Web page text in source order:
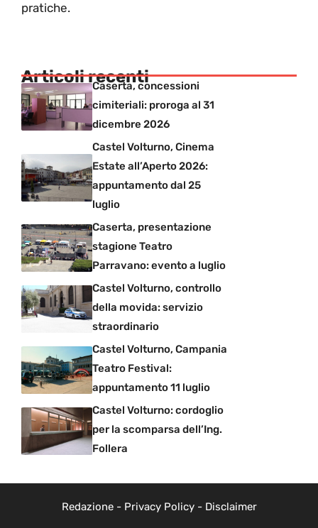
pratiche.
Articoli recenti
Caserta, concessioni
cimiteriali: proroga al 31
dicembre 2026
Castel Volturno, Cinema
Estate all’Aperto 2026:
appuntamento dal 25
luglio
Caserta, presentazione
stagione Teatro
Parravano: evento a luglio
Castel Volturno, controllo
della movida: servizio
straordinario
Castel Volturno, Campania
Teatro Festival:
appuntamento 11 luglio
Castel Volturno: cordoglio
per la scomparsa dell’Ing.
Follera
Redazione- Privacy Policy- Disclaimer